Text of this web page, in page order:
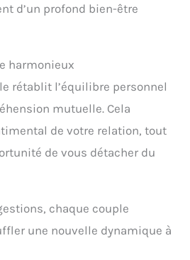
d’un profond bien-être
harmonieux
rétablit l’équilibre personnel
mutuelle. Cela
de votre relation, tout
de vous détacher du
chaque couple
une nouvelle dynamique à